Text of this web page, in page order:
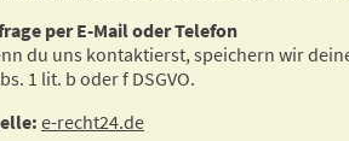
per E-Mail oder Telefon
du uns kontaktierst, speichern wir
1 lit. b oder f DSGVO.
e-recht24.de